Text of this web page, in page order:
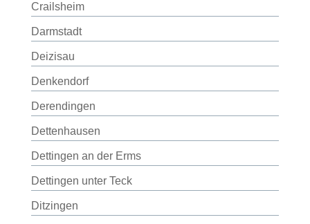
Crailsheim
Darmstadt
Deizisau
Denkendorf
Derendingen
Dettenhausen
Dettingen an der Erms
Dettingen unter Teck
Ditzingen